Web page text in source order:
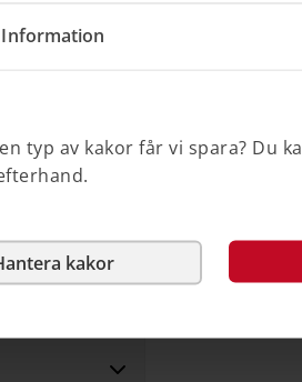
Information
typ av kakor får vi spara? Du
kakor
startbesked.
så